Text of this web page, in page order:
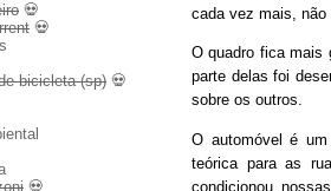
cada vez mais,
O quadro fica mais
parte delas foi
sobre os outros.
O automóvel é
teórica para as
condicionou
💀
💀
bicicleta (sp) 💀
💀